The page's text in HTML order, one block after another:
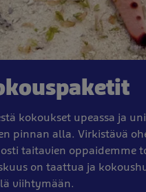
kokoukset upeassa ja
pinnan alla. Virkistävä
taitavien oppaidemme
on taattua ja
viihtymään.